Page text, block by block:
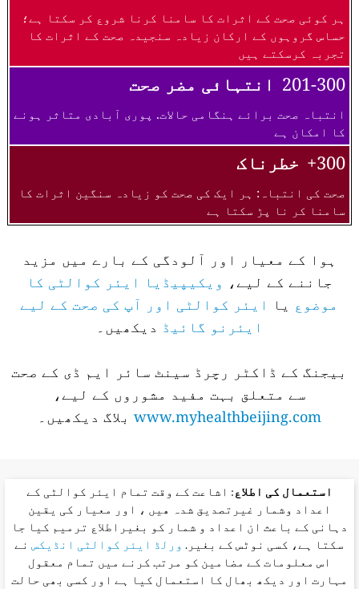
ہر کوئی صحت کے اثرات کا سامنا کرنا شروع کر سکتا ہے؛
حساس گروہوں کے ارکان زیادہ سنجیدہ صحت کے اثرات کا
تجربہ کرسکتے ہیں
201-300 انتہائی مضر صحت
انتباہ صحت برائے ہنگامی حالات. پوری آبادی متاثر ہونے
کا امکان ہے
300+ خطرناک
صحت کی انتباہ: ہر ایک کی صحت کو زیادہ سنگین اثرات کا
سامنا کر نا پڑ سکتا ہے
ہوا کے معیار اور آلودگی کے بارے میں مزید
جاننے کے لیے، ویکیپیڈیا ایئر کوالٹی کا
موضوعیا
ایئر کوالٹی اور آپ کی صحت کے لیے
ایئرنو گائیڈدیکھیں۔
بیجنگ کے ڈاکٹر رچرڈ سینٹ سائر ایم ڈی کے صحت
سے متعلق بہت مفید مشوروں کے لیے،
www.myhealthbeijing.comبلاگ دیکھیں۔
استعمال کی اطلاع: اشاعت کے وقت تمام ایئر کوالٹی کے
اعداد وشمار غیرتصدیق شدہ ھیں ، اور معیار کی یقین
دہانی کے باعث ان اعداد و شمار کو بغیراطلاع ترمیم کیا جا
سکتا ہے، کسی نوٹس کے بغیر.ورلڈ ایئر کوالٹی انڈیکسنے
اس معلومات کے مضامین کو مرتب کرنے میں تمام معقول
مہارت اور دیکھ بھال کا استعمال کیا ہے اور کسی بھی حالت